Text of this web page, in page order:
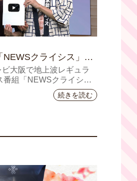
NEWSクライシス」チ
万人突破！テレビ大
記録を更新
大阪で地上波レギュラ
番組「NEWSクライシ
年7月12日(日)に、
登録者数10万人を達成し
続きを読む